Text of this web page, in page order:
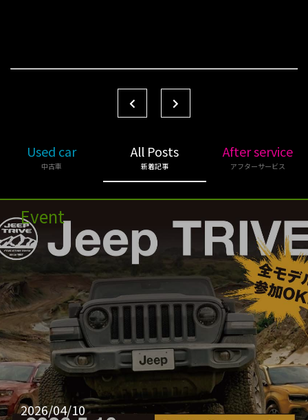
Used car
中古車
All Posts
新着記事
After service
アフターサービス
Event
2026/04/10